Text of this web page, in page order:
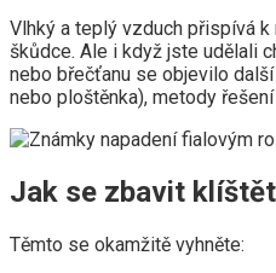
Vlhký a teplý vzduch přispívá
škůdce. Ale i když jste udělali
nebo břečťanu se objevilo
nebo ploštěnka), metody
Jak se zbavit
Těmto se okamžitě vyhněte: